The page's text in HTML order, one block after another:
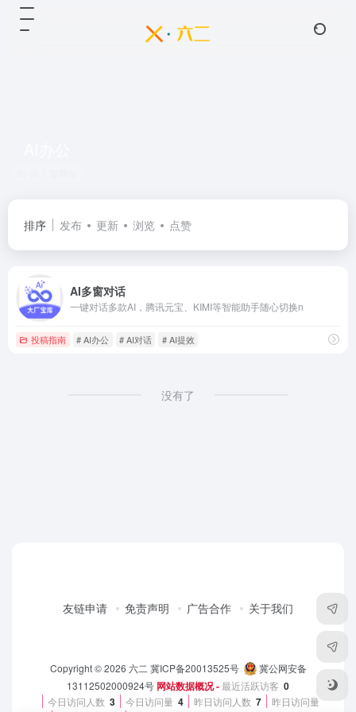
排序 发布 更新 浏览 点赞
AI多窗对话
一键对话多款AI，腾讯元宝、KIMI等智能助手随心切换n
投稿指南 # AI办公 # AI对话 # AI提效
没有了
友链申请 免责声明 广告合作 关于我们
Copyright © 2026 六二 冀ICP备20013525号
冀公网安备
13112502000924号 网站数据概况 -最近活跃访客 0
今日访问人数 3 今日访问量 4 昨日访问人数 7 昨日访问量